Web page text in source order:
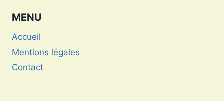
MENU
Accueil
Mentions légales
Contact